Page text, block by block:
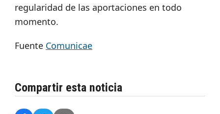
regularidad de las aportaciones en todo
momento.
Fuente Comunicae
Compartir esta noticia